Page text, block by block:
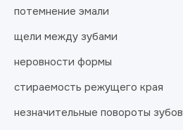
потемнение эмали
щели между зубами
неровности формы
стираемость режущего края
незначительные повороты зубов